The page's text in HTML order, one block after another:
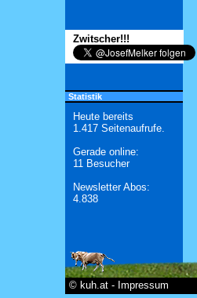
Zwitscher!!!
Statistik
Heute bereits
1.417 Seitenaufrufe.
Gerade online:
11 Besucher
Newsletter Abos:
4.838
© kuh.at - Impressum